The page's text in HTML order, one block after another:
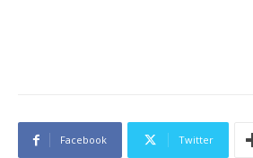
Facebook Twitter